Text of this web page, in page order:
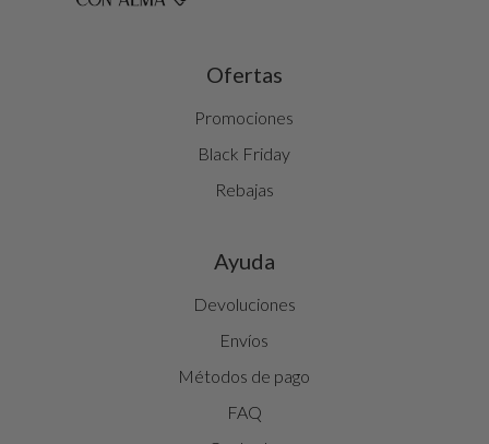
Ofertas
Promociones
Black Friday
Rebajas
Ayuda
Devoluciones
Envíos
Métodos de pago
FAQ